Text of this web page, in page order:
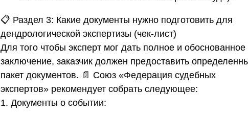
📋 Раздел 3: Какие документы нужно подготовить для
дендрологической экспертизы (чек-лист)
Для того чтобы эксперт мог дать полное и обоснованное
заключение, заказчик должен предоставить
пакет документов. 📄 Союз «Федерация судебных
экспертов» рекомендует собрать следующее:
1. Документы о событии: